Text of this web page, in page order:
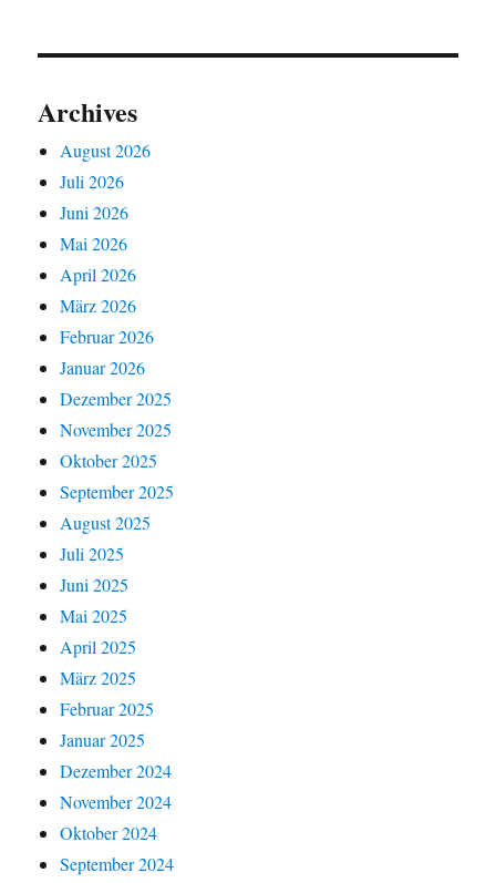
Archives
August 2026
Juli 2026
Juni 2026
Mai 2026
April 2026
März 2026
Februar 2026
Januar 2026
Dezember 2025
November 2025
Oktober 2025
September 2025
August 2025
Juli 2025
Juni 2025
Mai 2025
April 2025
März 2025
Februar 2025
Januar 2025
Dezember 2024
November 2024
Oktober 2024
September 2024